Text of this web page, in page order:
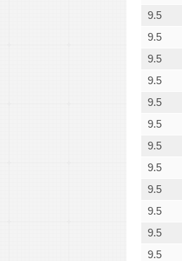
9.5
9.5
9.5
9.5
9.5
9.5
9.5
9.5
9.5
9.5
9.5
9.5